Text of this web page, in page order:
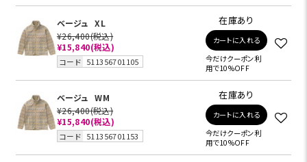
ベージュ
XL
¥26,400(税込)
¥15,840(税込)
コード 511356701105
在庫あり
カートに入れる
今だけクーポン利
用で10%OFF
ベージュ
WM
¥26,400(税込)
¥15,840(税込)
コード 511356701153
在庫あり
カートに入れる
今だけクーポン利
用で10%OFF